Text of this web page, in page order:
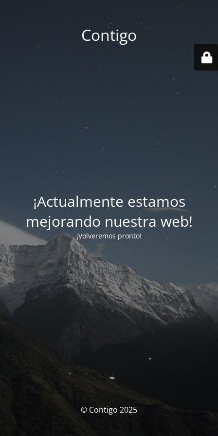
Contigo
¡Actualmente estamos
mejorando nuestra web!
¡Volveremos pronto!
© Contigo 2025